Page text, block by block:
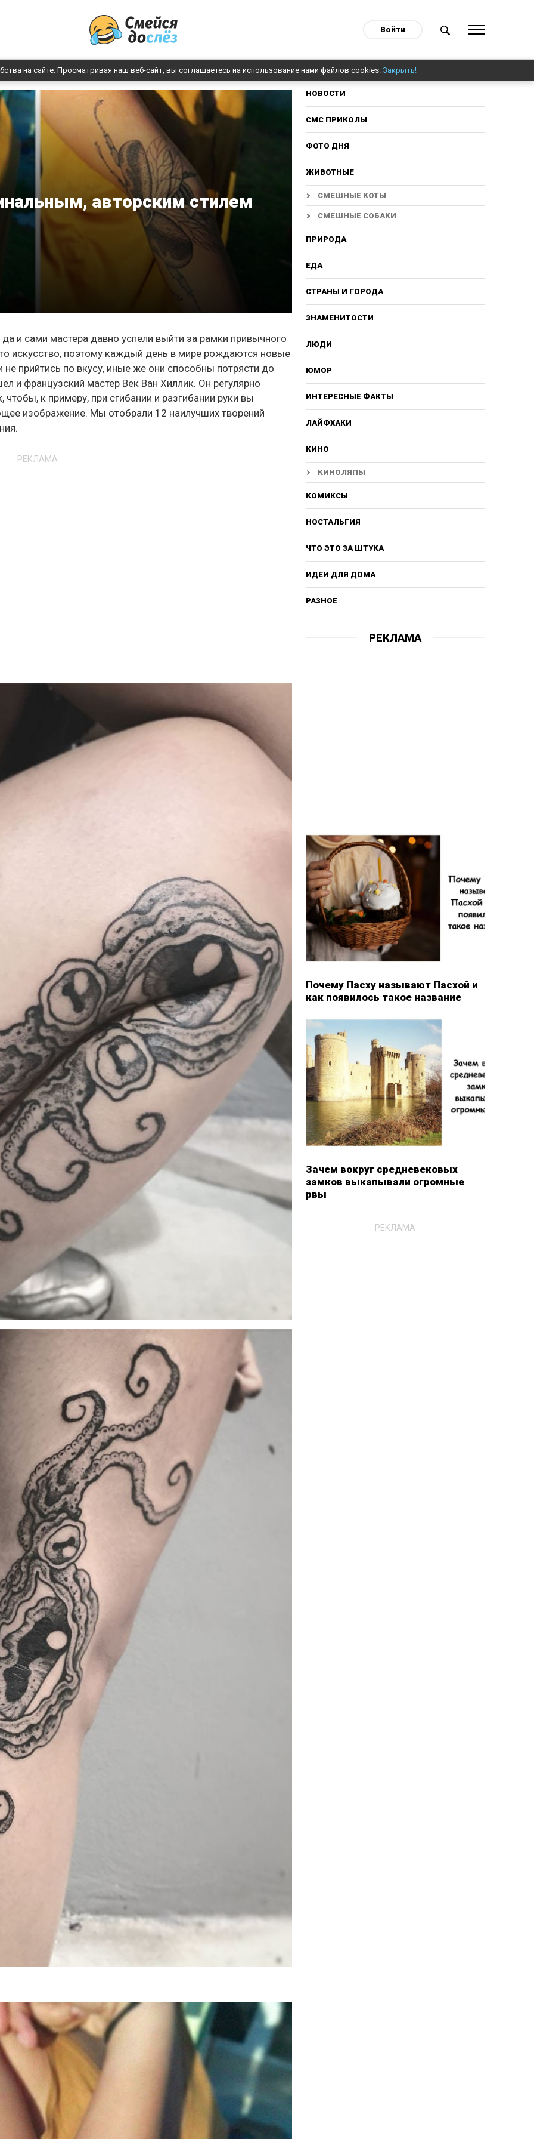
Войти
на сайте. Просматривая наш веб-сайт, вы соглашаетесь на использование нами файлов cookies. Закрыть!
авторским стилем
и сами мастера давно успели выйти за рамки привычного
искусство, поэтому каждый день в мире рождаются новые
прийтись по вкусу, иные же они способны потрясти до
и французский мастер Век Ван Хиллик. Он регулярно
чтобы, к примеру, при сгибании и разгибании руки вы
изображение. Мы отобрали 12 наилучших творений
РЕКЛАМА
НОВОСТИ
СМС ПРИКОЛЫ
ФОТО ДНЯ
ЖИВОТНЫЕ
СМЕШНЫЕ КОТЫ
СМЕШНЫЕ СОБАКИ
ПРИРОДА
ЕДА
СТРАНЫ И ГОРОДА
ЗНАМЕНИТОСТИ
ЛЮДИ
ЮМОР
ИНТЕРЕСНЫЕ ФАКТЫ
ЛАЙФХАКИ
КИНО
КИНОЛЯПЫ
КОМИКСЫ
НОСТАЛЬГИЯ
ЧТО ЭТО ЗА ШТУКА
ИДЕИ ДЛЯ ДОМА
РАЗНОЕ
РЕКЛАМА
Почему Пасху называют Пасхой и
как появилось такое название
Зачем вокруг средневековых
замков выкапывали огромные
рвы
РЕКЛАМА